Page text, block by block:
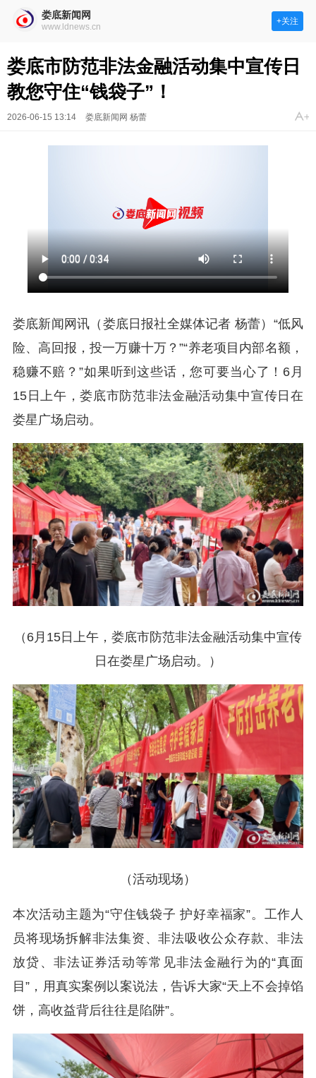
娄底新闻网
www.ldnews.cn
+关注
娄底市防范非法金融活动集中宣传日
教您守住“钱袋子”！
2026-06-15 13:14 娄底新闻网 杨蕾
娄底新闻网讯（娄底日报社全媒体记者 杨蕾）“低风
险、高回报，投一万赚十万？”“养老项目内部名额，
稳赚不赔？”如果听到这些话，您可要当心了！6月
15日上午，娄底市防范非法金融活动集中宣传日在
娄星广场启动。
（6月15日上午，娄底市防范非法金融活动集中宣传
日在娄星广场启动。）
（活动现场）
本次活动主题为“守住钱袋子 护好幸福家”。工作人
员将现场拆解非法集资、非法吸收公众存款、非法
放贷、非法证券活动等常见非法金融行为的“真面
目”，用真实案例以案说法，告诉大家“天上不会掉馅
饼，高收益背后往往是陷阱”。